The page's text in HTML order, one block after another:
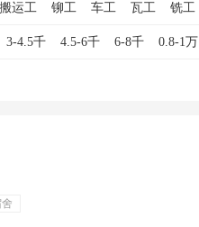
搬运工 铆工 车工 瓦工 铣工
钣金工 送水工 学徒工 管道工
3-4.5千 4.5-6千 6-8千 0.8-1万